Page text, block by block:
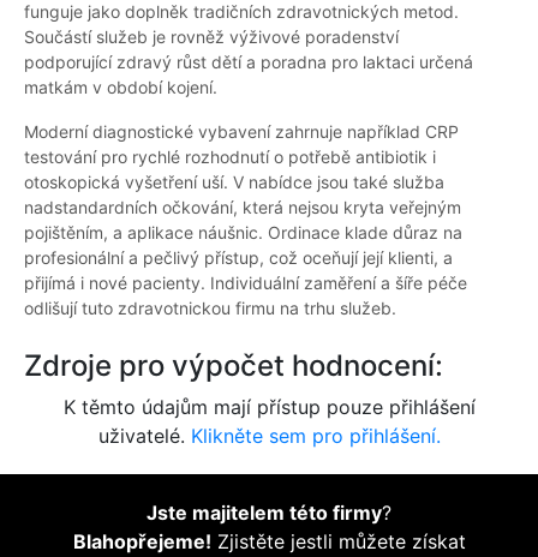
funguje jako doplněk tradičních zdravotnických metod.
Součástí služeb je rovněž výživové poradenství
podporující zdravý růst dětí a poradna pro laktaci určená
matkám v období kojení.
Moderní diagnostické vybavení zahrnuje například CRP
testování pro rychlé rozhodnutí o potřebě antibiotik i
otoskopická vyšetření uší. V nabídce jsou také služba
nadstandardních očkování, která nejsou kryta veřejným
pojištěním, a aplikace náušnic. Ordinace klade důraz na
profesionální a pečlivý přístup, což oceňují její klienti, a
přijímá i nové pacienty. Individuální zaměření a šíře péče
odlišují tuto zdravotnickou firmu na trhu služeb.
Zdroje pro výpočet hodnocení:
K těmto údajům mají přístup pouze přihlášení
uživatelé. Klikněte sem pro přihlášení.
Jste majitelem této firmy?
Blahopřejeme! Zjistěte jestli můžete získat